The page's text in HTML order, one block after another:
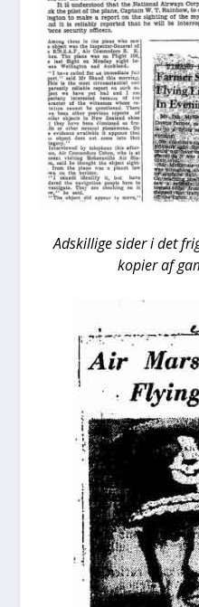
Adskil­li­ge sider i det
kopi­er af